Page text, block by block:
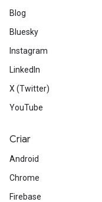
Blog
Bluesky
Instagram
LinkedIn
X (Twitter)
YouTube
Criar
Android
Chrome
Firebase